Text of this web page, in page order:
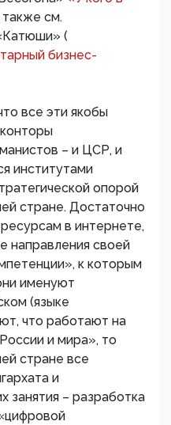
также см.
(
бизнес-
все эти якобы
– и ЦСР, и
институтами
опорой
стране. Достаточно
в интернете,
направления своей
к которым
именуют
(языке
что работают на
и мира», то
стране все
и
– разработка